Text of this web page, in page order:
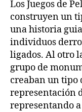
Los Juegos de
construyen un
una historia
individuos
ligados. Al otro
grupo de
creaban un tipo
representación
representando